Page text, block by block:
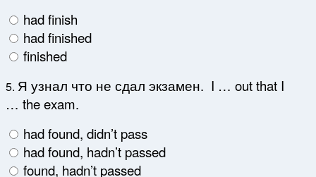
had finish
had finished
finished
5. Я узнал что не сдал экзамен. I … out that I
… the exam.
had found, didn’t pass
had found, hadn’t passed
found, hadn’t passed